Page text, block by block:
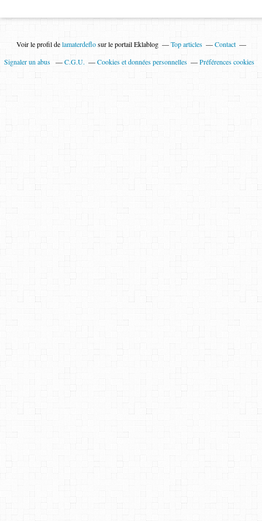
Voir le profil delamaterdeflosur le portail Eklablog Top articles
Contact
Signaler un abus
C.G.U. Cookies et données personnelles Préférences cookies